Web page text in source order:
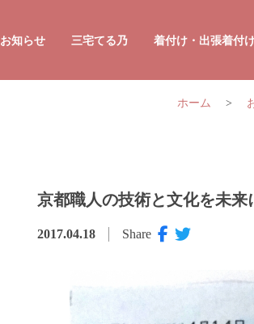
お知らせ 三宅てる乃
プロフィール
講演・セミナーのご相談
着付け・出張着付
ホーム >
京都職人の技術と文化を未来
2017.04.18 Share